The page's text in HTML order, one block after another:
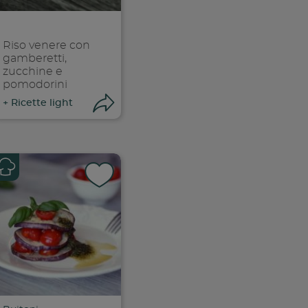
condivisione
su facebook
link
Riso venere con
gamberetti,
zucchine e
pomodorini
+ Ricette light
Condividi su
Copia link